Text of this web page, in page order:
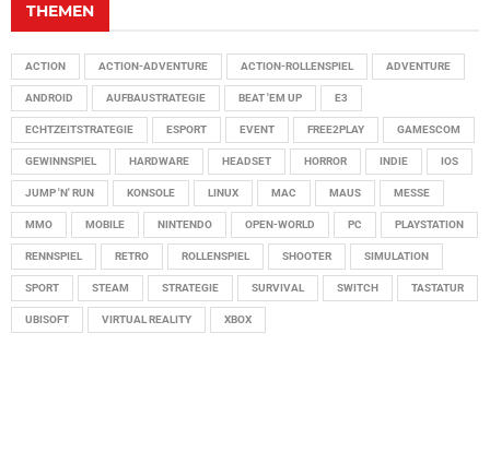
THEMEN
ACTION ACTION-ADVENTURE ACTION-ROLLENSPIEL ADVENTURE
ANDROID AUFBAUSTRATEGIE BEAT 'EM UP E3
ECHTZEITSTRATEGIE ESPORT EVENT FREE2PLAY GAMESCOM
GEWINNSPIEL HARDWARE HEADSET HORROR INDIE IOS
JUMP 'N' RUN KONSOLE LINUX MAC MAUS MESSE
MMO MOBILE NINTENDO OPEN-WORLD PC PLAYSTATION
RENNSPIEL RETRO ROLLENSPIEL SHOOTER SIMULATION
SPORT STEAM STRATEGIE SURVIVAL SWITCH TASTATUR
UBISOFT VIRTUAL REALITY XBOX